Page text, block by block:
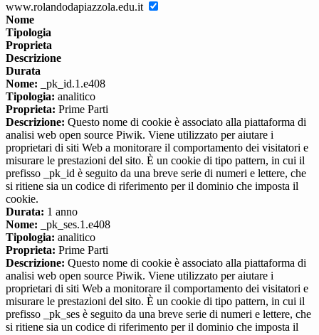
www.rolandodapiazzola.edu.it
Nome
Tipologia
Proprieta
Descrizione
Durata
Nome: _pk_id.1.e408
Tipologia: analitico
Proprieta: Prime Parti
Descrizione: Questo nome di cookie è associato alla piattaforma di
analisi web open source Piwik. Viene utilizzato per aiutare i
proprietari di siti Web a monitorare il comportamento dei visitatori e
misurare le prestazioni del sito. È un cookie di tipo pattern, in cui il
prefisso _pk_id è seguito da una breve serie di numeri e lettere, che
si ritiene sia un codice di riferimento per il dominio che imposta il
cookie.
Durata: 1 anno
Nome: _pk_ses.1.e408
Tipologia: analitico
Proprieta: Prime Parti
Descrizione: Questo nome di cookie è associato alla piattaforma di
analisi web open source Piwik. Viene utilizzato per aiutare i
proprietari di siti Web a monitorare il comportamento dei visitatori e
misurare le prestazioni del sito. È un cookie di tipo pattern, in cui il
prefisso _pk_ses è seguito da una breve serie di numeri e lettere, che
si ritiene sia un codice di riferimento per il dominio che imposta il